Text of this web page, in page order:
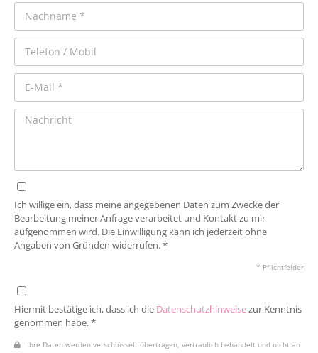
Ich willige ein, dass meine angegebenen Daten zum Zwecke der
Bearbeitung meiner Anfrage verarbeitet und Kontakt zu mir
aufgenommen wird. Die Einwilligung kann ich jederzeit ohne
Angaben von Gründen widerrufen. *
* Pflichtfelder
Hiermit bestätige ich, dass ich die Datenschutzhinweisezur Kenntnis
genommen habe. *
Ihre Daten werden verschlüsselt übertragen, vertraulich behandelt und nicht an